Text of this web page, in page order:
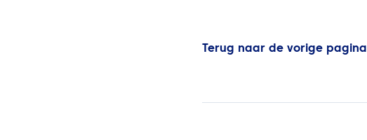
Terug naar de vorige pagina